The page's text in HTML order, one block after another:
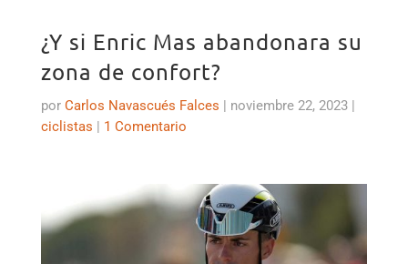
¿Y si Enric Mas abandonara su
zona de confort?
por Carlos Navascués Falces | noviembre 22, 2023 |
ciclistas | 1 Comentario